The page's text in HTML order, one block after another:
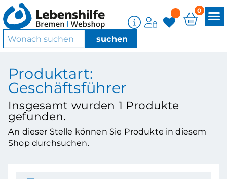
0
Produktart:
Geschäftsführer
Insgesamt wurden 1 Produkte
gefunden.
An dieser Stelle können Sie Produkte in diesem
Shop durchsuchen.